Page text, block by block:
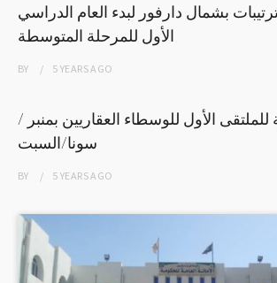
بشمال دارفور لبدء العام الدراسي
الأول للمرحلة المتوسطة
BY 5 YEARSAGO
للملتقى الأول للوسطاء العقاريين بمنبر /
سونا/السبت
BY 5 YEARSAGO